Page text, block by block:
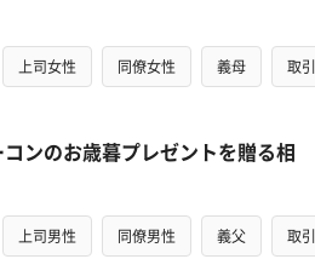
上司女性 同僚女性 義母 取
ンのお歳暮プレゼントを贈る相
上司男性 同僚男性 義父 取